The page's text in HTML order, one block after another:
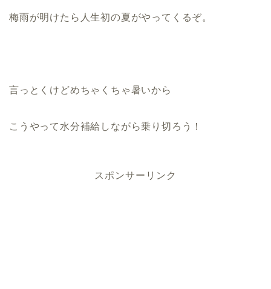
梅雨が明けたら人生初の夏がやってくるぞ。
言っとくけどめちゃくちゃ暑いから
こうやって水分補給しながら乗り切ろう！
スポンサーリンク